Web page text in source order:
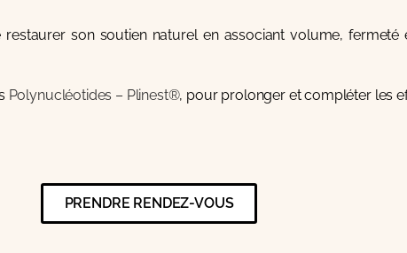
son soutien naturel en associant volume,
Polynucléotides – Plinest®, pour prolonger et compléter les
PRENDRE RENDEZ-VOUS